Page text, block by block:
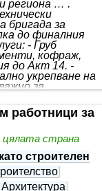
и региона … .
бригада за
до финалния
- Груб
кофраж,
до Акт 14. -
укрепване на
за
цялостно
работници за
цялата страна
строителен